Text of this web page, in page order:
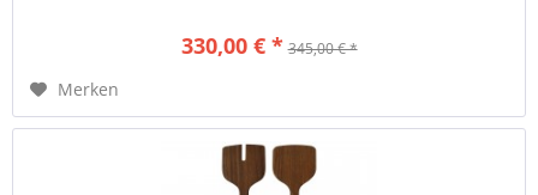
330,00 € * 345,00 € *
Merken